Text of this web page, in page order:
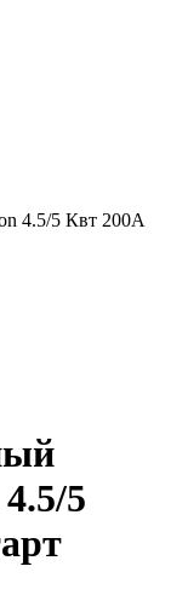
4.5/5 Квт 200А
5